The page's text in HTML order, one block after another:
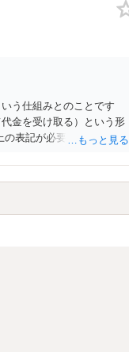
教育を担任する者」に該
さず、３５条による適法
のような事案が裁判沙汰
めて低く、どちらの解釈
う仕組みとのことです
金を受け取る）という形
表記が必要です。ユーザ
いて一定のルールを設け
クですので、弁護士に相
と思われます。